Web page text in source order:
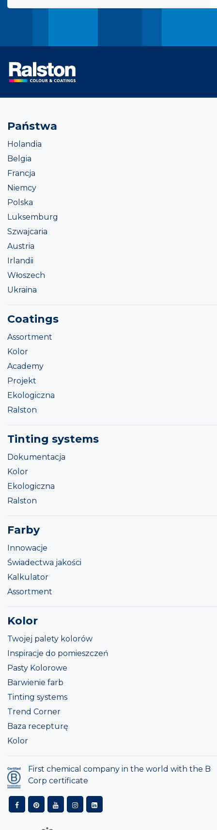
Państwa
Holandia
Belgia
Francja
Niemcy
Polska
Luksemburg
Szwajcaria
Austria
Irlandii
Włoszech
Ukraina
Coatings
Assortment
Kolor
Academy
Projekt
Ekologiczna
Ralston
Tinting systems
Dokumentacja
Kolor
Ekologiczna
Ralston
Farby
Innowacje
Świadectwa jakości
Kalkulator
Assortment
Kolor
Twojej palety kolorów
Inspiracje do pomieszczeń
Pasty Kolorowe
Barwienie farb
Tinting systems
Trend Corner
Baza recepturę
Kolor
First chemical company in the world with the B
Corp certificate